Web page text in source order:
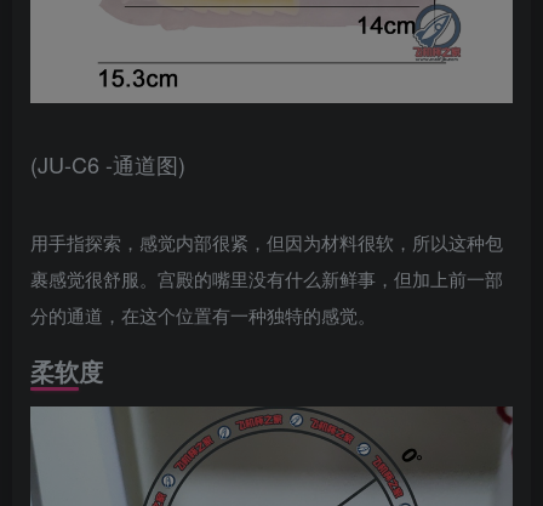
(JU-C6 -通道图)
用手指探索，感觉内部很紧，但因为材料很软，所以这种包
裹感觉很舒服。宫殿的嘴里没有什么新鲜事，但加上前一部
分的通道，在这个位置有一种独特的感觉。
柔软度